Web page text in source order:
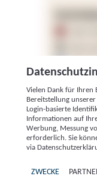
Institutional
Vielen Dank für Ihren
Bereitstellung
Login-basierte
Informationen auf
Werbung, Messung
erforderlich. Sie
via
ZWECKE